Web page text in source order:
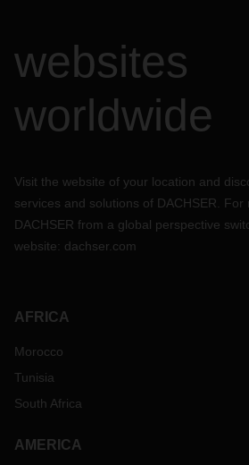
websites
worldwide
Visit the website of your location and
services and solutions of DACHSER.
DACHSER from a global perspective
website: dachser.com
AFRICA
Morocco
Tunisia
South Africa
AMERICA